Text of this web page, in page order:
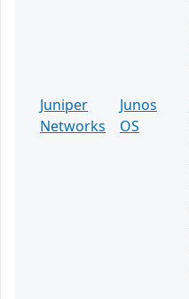
Juniper
Networks
Junos
OS